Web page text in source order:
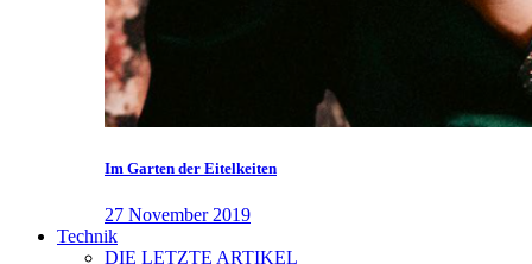
Im Garten der Eitelkeiten
27 November 2019
Technik
DIE LETZTE ARTIKEL